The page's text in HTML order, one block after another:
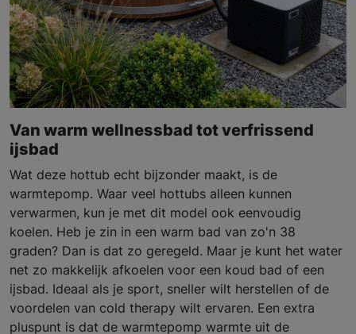
Van warm wellnessbad tot verfrissend
ijsbad
Wat deze hottub echt bijzonder maakt, is de
warmtepomp. Waar veel hottubs alleen kunnen
verwarmen, kun je met dit model ook eenvoudig
koelen. Heb je zin in een warm bad van zo'n 38
graden? Dan is dat zo geregeld. Maar je kunt het water
net zo makkelijk afkoelen voor een koud bad of een
ijsbad. Ideaal als je sport, sneller wilt herstellen of de
voordelen van cold therapy wilt ervaren. Een extra
pluspunt is dat de warmtepomp warmte uit de